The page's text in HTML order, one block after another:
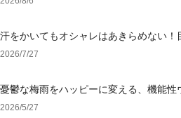
汗をかいてもオシャレはあきらめない！
アウトレットで
2026/7/27
憂鬱な梅雨をハッピーに変える、機能性
2026/5/27